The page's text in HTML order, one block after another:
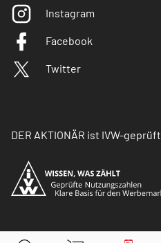
Instagram
Facebook
Twitter
DER AKTIONÄR ist IVW-geprüft